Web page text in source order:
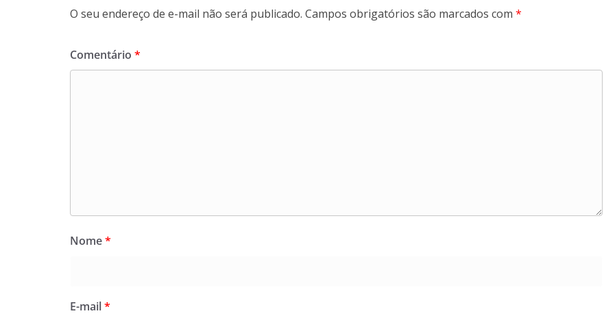
O seu endereço de e-mail não será publicado. Campos obrigatórios são marcados com *
Comentário *
Nome*
E-mail*